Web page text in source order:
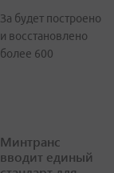
За будет построено
и восстановлено
более 600
Минтранс
вводит единый